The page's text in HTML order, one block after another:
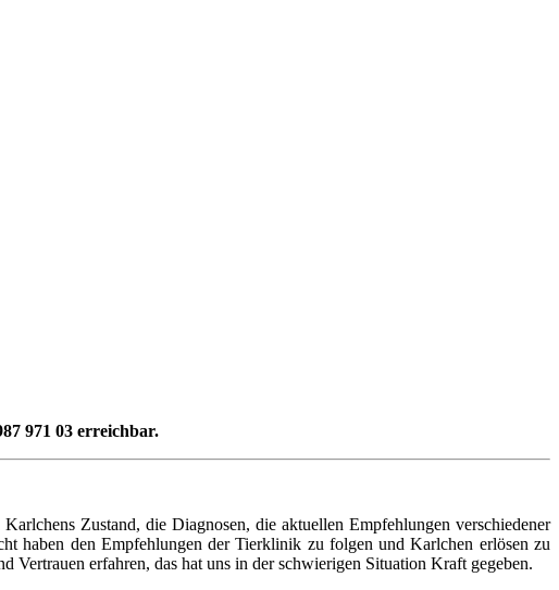
971 03 erreichbar.
Zustand, die Diagnosen, die aktuellen Empfehlungen verschiedener
haben den Empfehlungen der Tierklinik zu folgen und Karlchen erlösen zu
erfahren, das hat uns in der schwierigen Situation Kraft gegeben.